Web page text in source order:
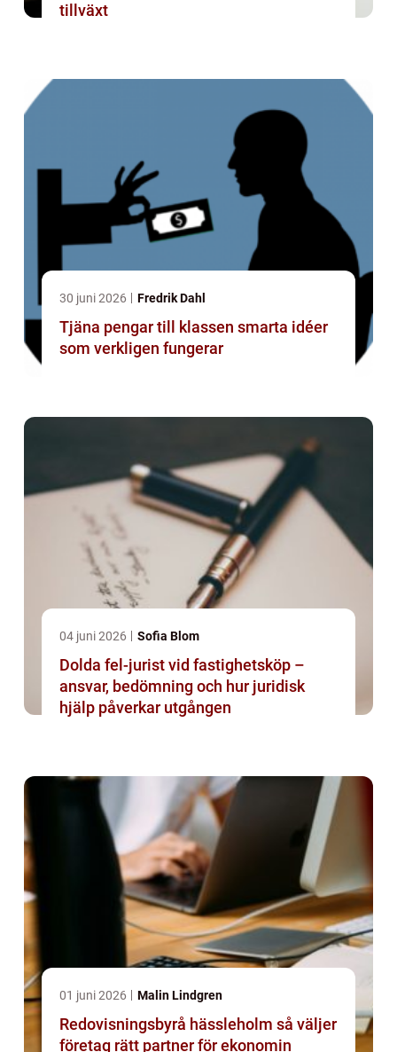
tillväxt
30 juni 2026 Fredrik Dahl
Tjäna pengar till klassen smarta idéer
som verkligen fungerar
04 juni 2026 Sofia Blom
Dolda fel-jurist vid fastighetsköp –
ansvar, bedömning och hur juridisk
hjälp påverkar utgången
01 juni 2026 Malin Lindgren
Redovisningsbyrå hässleholm så väljer
företag rätt partner för ekonomin